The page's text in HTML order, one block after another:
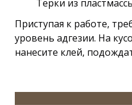
Терки из
Приступая к работе,
уровень адгезии. На
нанесите клей,